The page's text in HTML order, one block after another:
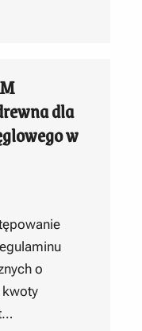
dla
w
o
kwoty